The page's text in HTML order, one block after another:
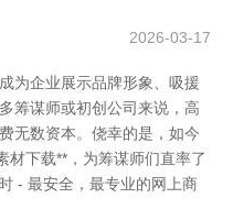
2026-03-17
为企业展示品牌形象、吸援
筹谋师或初创公司来说，高
无数资本。侥幸的是，如今
材下载**，为筹谋师们直率了
- 最安全，最专业的网上商